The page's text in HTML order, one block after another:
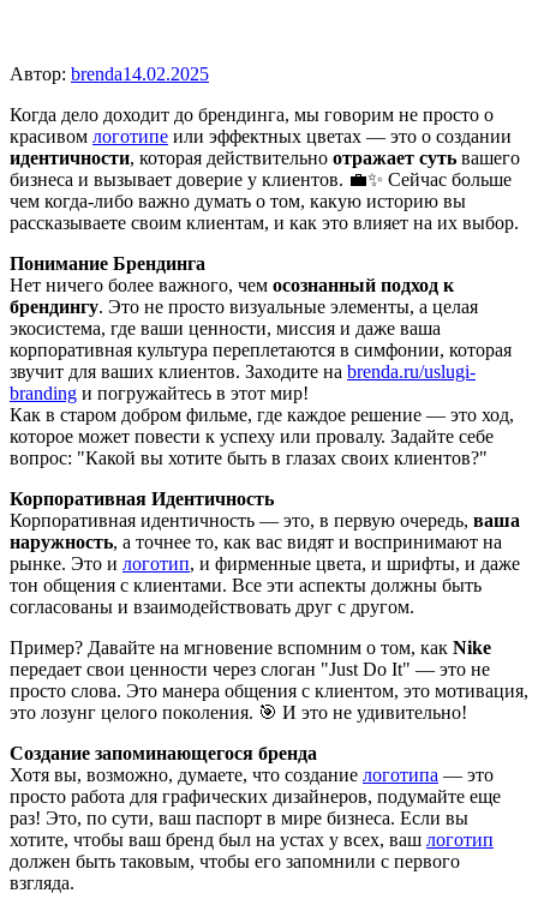
Автор: brenda14.02.2025
Когда дело доходит до брендинга, мы говорим не просто о
красивом логотипе или эффектных цветах — это о создании
идентичности, которая действительно отражает суть вашего
бизнеса и вызывает доверие у клиентов. 💼✨ Сейчас больше
чем когда-либо важно думать о том, какую историю вы
рассказываете своим клиентам, и как это влияет на их выбор.
Понимание Брендинга
Нет ничего более важного, чем осознанный подход к
брендингу. Это не просто визуальные элементы, а целая
экосистема, где ваши ценности, миссия и даже ваша
корпоративная культура переплетаются в симфонии, которая
звучит для ваших клиентов. Заходите на brenda.ru/uslugi-
branding и погружайтесь в этот мир!
Как в старом добром фильме, где каждое решение — это ход,
которое может повести к успеху или провалу. Задайте себе
вопрос: "Какой вы хотите быть в глазах своих клиентов?"
Корпоративная Идентичность
Корпоративная идентичность — это, в первую очередь, ваша
наружность, а точнее то, как вас видят и воспринимают на
рынке. Это и логотип, и фирменные цвета, и шрифты, и даже
тон общения с клиентами. Все эти аспекты должны быть
согласованы и взаимодействовать друг с другом.
Пример? Давайте на мгновение вспомним о том, как Nike
передает свои ценности через слоган "Just Do It" — это не
просто слова. Это манера общения с клиентом, это мотивация,
это лозунг целого поколения. 🎯 И это не удивительно!
Создание запоминающегося бренда
Хотя вы, возможно, думаете, что создание логотипа — это
просто работа для графических дизайнеров, подумайте еще
раз! Это, по сути, ваш паспорт в мире бизнеса. Если вы
хотите, чтобы ваш бренд был на устах у всех, ваш логотип
должен быть таковым, чтобы его запомнили с первого
взгляда.